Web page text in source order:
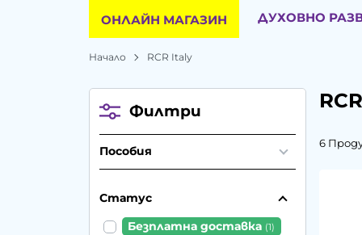
ОНЛАЙН МАГАЗИН ДУХОВНО
Начало RCR Italy
6
Филтри
Пособия
Статус
Безплатна доставка (1)